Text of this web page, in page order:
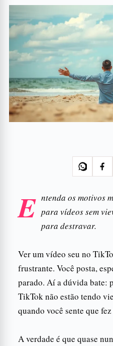
E ntenda os motivos
para vídeos sem
para destravar.
Ver um vídeo seu no
frustrante. Você posta,
parado. Aí a dúvida bate:
TikTok não estão tendo
quando você sente que
A verdade é que quase